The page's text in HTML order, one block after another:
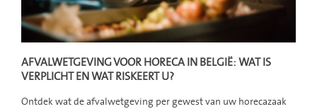
AFVALWETGEVING VOOR HORECA IN BELGIË: WAT IS
VERPLICHT EN WAT RISKEERT U?
Ontdek wat de afvalwetgeving per gewest van uw horecazaak